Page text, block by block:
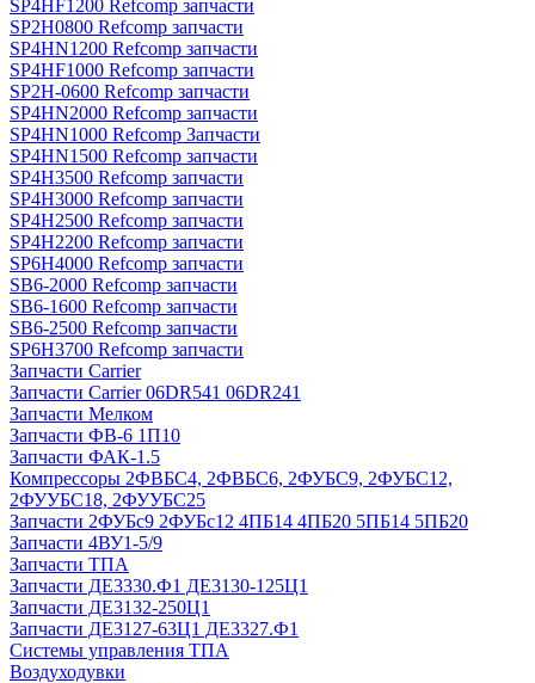
SP4HF1200 Refcomp запчасти
SP2H0800 Refcomp запчасти
SP4HN1200 Refcomp запчасти
SP4HF1000 Refcomp запчасти
SP2H-0600 Refcomp запчасти
SP4HN2000 Refcomp запчасти
SP4HN1000 Refcomp Запчасти
SP4HN1500 Refcomp запчасти
SP4H3500 Refcomp запчасти
SP4H3000 Refcomp запчасти
SP4H2500 Refcomp запчасти
SP4H2200 Refcomp запчасти
SP6H4000 Refcomp запчасти
SB6-2000 Refcomp запчасти
SB6-1600 Refcomp запчасти
SB6-2500 Refcomp запчасти
SP6H3700 Refcomp запчасти
Запчасти Carrier
Запчасти Carrier 06DR541 06DR241
Запчасти Мелком
Запчасти ФВ-6 1П10
Запчасти ФАК-1.5
Компрессоры 2ФВБС4, 2ФВБС6, 2ФУБС9, 2ФУБС12,
2ФУУБС18, 2ФУУБС25
Запчасти 2ФУБс9 2ФУБс12 4ПБ14 4ПБ20 5ПБ14 5ПБ20
Запчасти 4ВУ1-5/9
Запчасти ТПА
Запчасти ДЕ3330.Ф1 ДЕ3130-125Ц1
Запчасти ДЕ3132-250Ц1
Запчасти ДЕ3127-63Ц1 ДЕ3327.Ф1
Системы управления ТПА
Воздуходувки